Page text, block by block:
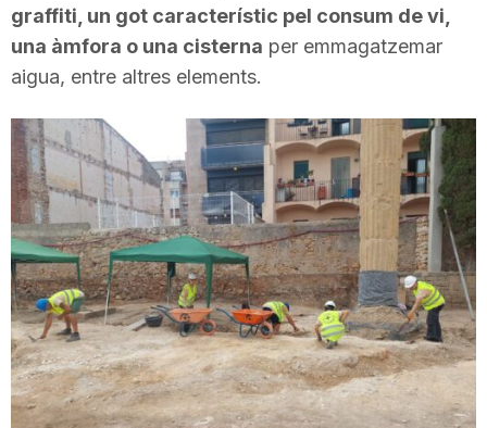
t
d
e
T
a
r
graffiti, un got característic pel consum de vi,
una àmfora o una cisterna per emmagatzemar
aigua, entre altres elements.